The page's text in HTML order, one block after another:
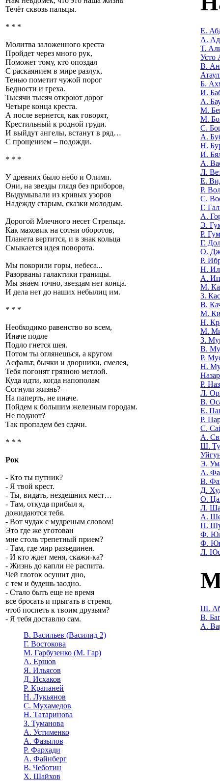
Течёт сквозь пальцы.
* * *
Молитва заложенного креста
Пройдет через много рук,
Поможет тому, кто опоздал
С раскаянием в мире разлук,
Тенью пометит чужой порог
Бедности и греха.
Тысячи тысяч откроют дорог
Четыре конца креста.
А после вернется, как говорят,
Крестильный к родной груди.
И выйдут ангелы, встанут в ряд…
С прощением – подожди.
* * *
У древних было небо и Олимп.
Они, на звезды глядя без приборов,
Выдумывали из кривых узоров
Надежду старым, сказки молодым.
Дорогой Млечного несет Стрельца.
Как маховик на сотни оборотов,
Планета вертится, и в знак кольца
Смыкается идея поворота.
Мы покорили горы, небеса...
Разорваны галактики границы.
Мы знаем точно, звездам нет конца.
И дела нет до наших небылиц им.
* * *
Необходимо равенство во всем,
Иначе подле
Подло гнется шея.
Потом ты оглянешься, а кругом
Асфальт, бычки и дворники, смелея,
Тебя погонят грязною метлой.
Куда идти, когда напополам
Согнули жизнь? –
На паперть, не иначе.
Пойдем к большим железным городам.
Не подают?
Так пропадем без сдачи.
* * *
Рок
- Кто ты путник?
- Я твой крест.
- Ты, видать, нездешних мест…
- Там, откуда прибыл я,
дожидаются тебя.
- Вот чудак с мудреным словом!
Это где же уготован
мне столь трепетный прием?
- Там, где мир разъединен.
- И кто ждет меня, скажи-ка?
- Жизнь до капли не распита.
Чей глоток осушит дно,
с тем и будешь заодно.
- Стало быть еще не время
все бросать и прыгать в стремя,
чтоб поспеть к твоим друзьям?
- Я тебя доставлю сам.
Е.
А.
Т.
Усто
В.
Б.
И.
А.
М.
М.
С.
А.
Н.
И.
А.
Л.
Е.
Р.
С.
Г.
А.
Э.
Р.
Г.
О.
Р.
Н.
А.
М.
З.
В.
М.
Н.
М.
З.
В.
Р.
Н.
Р.
Л.
В.
Е.
Р.
С.
А.
Ш.
Э.
А.
В.
Д.
О.
Л.
А.
П.
Ф.
Ф.
Л.
Ш.
В.
А.
В. Васильев (Василид 2)
Г. Востокова
М. Гарбузенко (М. Гар)
А. Ершов
Я. Ильясов
Д. Исхаков
Р. Крапаней
Н. Лукьянов
С. Мухамедов
Н. Татаринова
З. Туманова
А. Устименко
А. Фазылов
Р. Фархади
А. Файнберг
В. Чеботин
Х. Шайхов